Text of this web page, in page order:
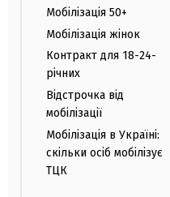
Мобілізація 50+
Мобілізація жінок
Контракт для 18-24-
річних
Відстрочка від
мобілізації
Мобілізація в Україні:
скільки осіб мобілізує
ТЦК